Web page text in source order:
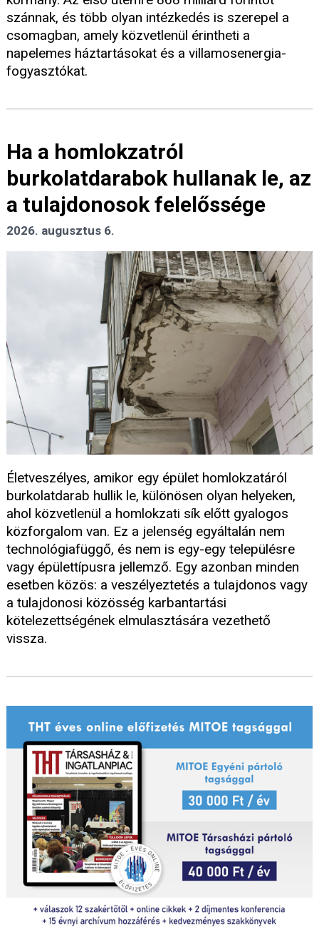
szánnak, és több olyan intézkedés is szerepel a
csomagban, amely közvetlenül érintheti a
napelemes háztartásokat és a villamosenergia-
fogyasztókat.
Ha a homlokzatról
burkolatdarabok hullanak le, az
a tulajdonosok felelőssége
2026. augusztus 6.
Életveszélyes, amikor egy épület homlokzatáról
burkolatdarab hullik le, különösen olyan helyeken,
ahol közvetlenül a homlokzati sík előtt gyalogos
közforgalom van. Ez a jelenség egyáltalán nem
technológiafüggő, és nem is egy-egy településre
vagy épülettípusra jellemző. Egy azonban minden
esetben közös: a veszélyeztetés a tulajdonos vagy
a tulajdonosi közösség karbantartási
kötelezettségének elmulasztására vezethető
vissza.